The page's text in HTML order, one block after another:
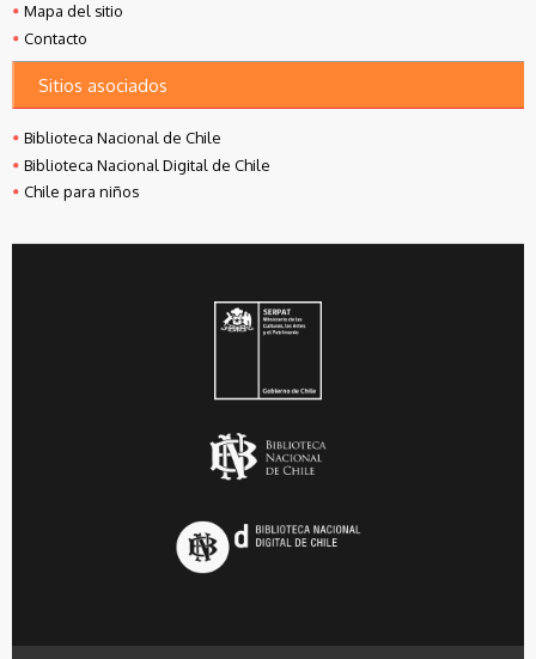
Mapa del sitio
Contacto
Sitios asociados
Biblioteca Nacional de Chile
Biblioteca Nacional Digital de Chile
Chile para niños